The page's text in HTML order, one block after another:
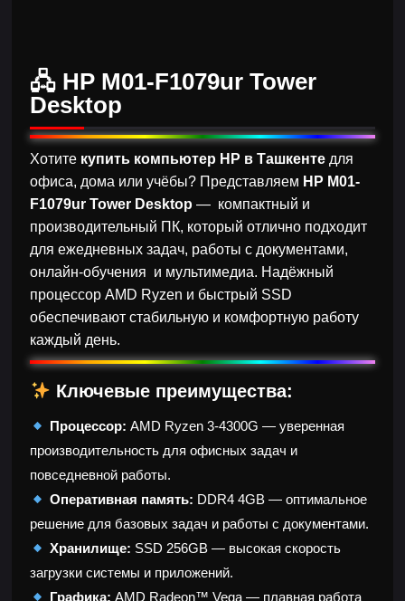
🖧 HP M01-F1079ur Tower
Desktop
Хотите купить компьютер HP в Ташкенте для
офиса, дома или учёбы? Представляем HP M01-
F1079ur Tower Desktop — компактный и
производительный ПК, который отлично подходит
для ежедневных задач, работы с документами,
онлайн-обучения и мультимедиа. Надёжный
процессор AMD Ryzen и быстрый SSD
обеспечивают стабильную и комфортную работу
каждый день.
Ключевые преимущества:
Процессор: AMD Ryzen 3-4300G — уверенная
производительность для офисных задач и
повседневной работы.
Оперативная память: DDR4 4GB — оптимальное
решение для базовых задач и работы с документами.
Хранилище: SSD 256GB — высокая скорость
загрузки системы и приложений.
Графика: AMD Radeon™ Vega — плавная работа